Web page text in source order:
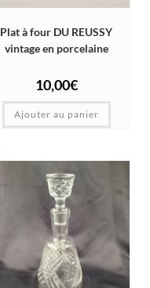
Plat à four DU REUSSY
vintage en porcelaine
10,00€
Ajouter au panier